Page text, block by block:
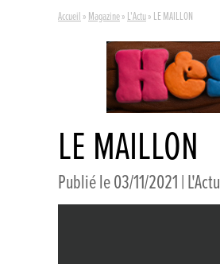
Accueil » Magazine» L'Actu» LE MAILLON
LE MAILLON
Publié le 03/11/2021 |L'Actu